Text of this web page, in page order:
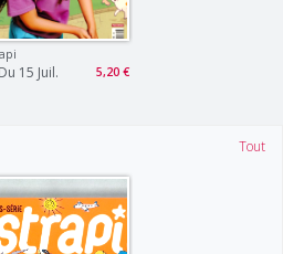
15 Juil. 5,20 €
Tout